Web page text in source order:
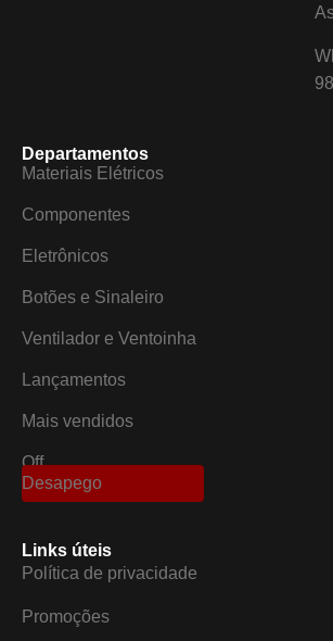
Departamentos
Materiais Elétricos
Componentes
Eletrônicos
Botões e Sinaleiro
Ventilador e Ventoinha
Lançamentos
Mais vendidos
Off
Desapego
Links úteis
Política de privacidade
Promoções